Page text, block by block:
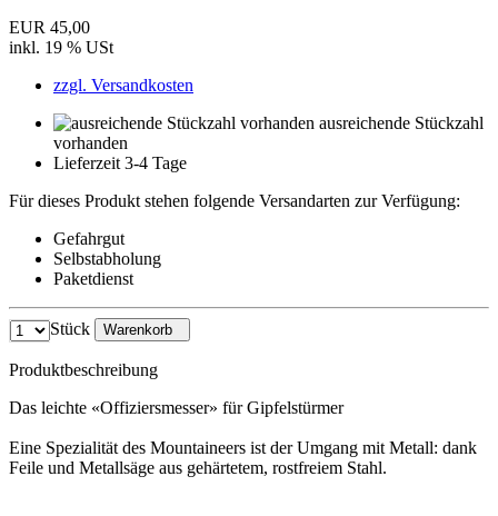
EUR 45,00
inkl. 19 % USt
zzgl. Versandkosten
ausreichende Stückzahl
vorhanden
Lieferzeit 3-4 Tage
Für dieses Produkt stehen folgende Versandarten zur Verfügung:
Gefahrgut
Selbstabholung
Paketdienst
Stück Warenkorb
Produktbeschreibung
Das leichte «Offiziersmesser» für Gipfelstürmer
Eine Spezialität des Mountaineers ist der Umgang mit Metall: dank
Feile und Metallsäge aus gehärtetem, rostfreiem Stahl.